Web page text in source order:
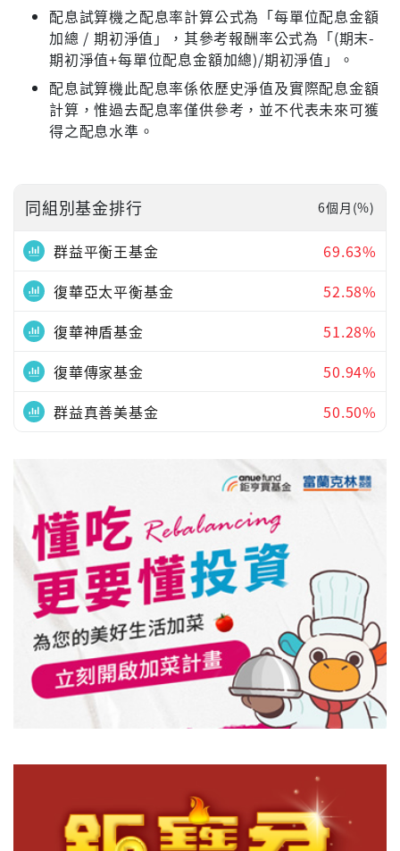
配息試算機之配息率計算公式為「每單位配息金額
加總 / 期初淨值」，其參考報酬率公式為「(期末-
期初淨值+每單位配息金額加總)/期初淨值」。
配息試算機此配息率係依歷史淨值及實際配息金額
計算，惟過去配息率僅供參考，並不代表未來可獲
得之配息水準。
同組別基金排行 6個月(%)
群益平衡王基金
69.63%
復華亞太平衡基金
52.58%
復華神盾基金
51.28%
復華傳家基金
50.94%
群益真善美基金
50.50%